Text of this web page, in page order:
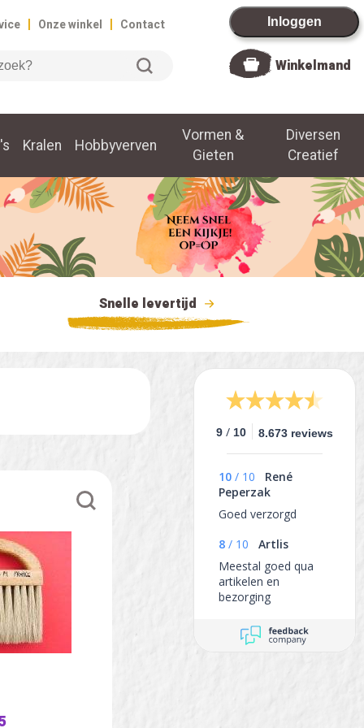
| Onze winkel | Contact Inloggen
Winkelmand
Kralen Hobbyverven
Vormen &
Gieten
Diversen
Creatief
Snelle levertijd
9 / 10 8.673 reviews
10 / 10
René
Peperzak
Goed verzorgd
8 / 10
Artlis
Meestal goed qua
artikelen en
bezorging